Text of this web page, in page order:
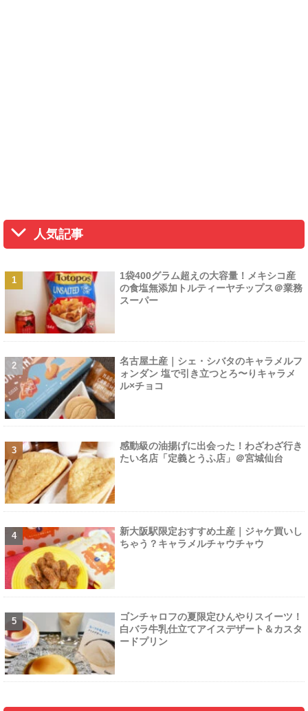
人気記事
1袋400グラム超えの大容量！メキシコ産
の食塩無添加トルティーヤチップス＠業務
スーパー
名古屋土産｜シェ・シバタのキャラメルフ
ォンダン 塩で引き立つとろ〜りキャラメ
ル×チョコ
感動級の油揚げに出会った！わざわざ行き
たい名店「定義とうふ店」＠宮城仙台
新大阪駅限定おすすめ土産｜ジャケ買いし
ちゃう？キャラメルチャウチャウ
ゴンチャロフの夏限定ひんやりスイーツ！
白バラ牛乳仕立てアイスデザート＆カスタ
ードプリン